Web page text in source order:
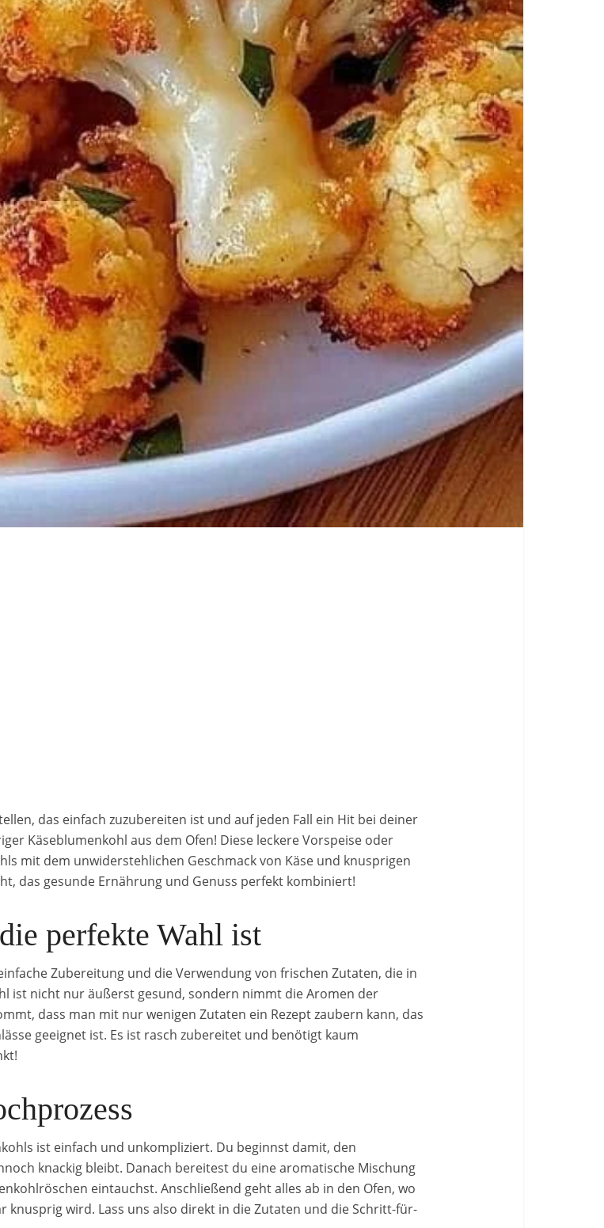
das einfach zuzubereiten ist und auf jeden Fall ein Hit bei deiner
Käseblumenkohl aus dem Ofen! Diese leckere Vorspeise oder
mit dem unwiderstehlichen Geschmack von Käse und knusprigen
das gesunde Ernährung und Genuss perfekt kombiniert!
perfekte Wahl ist
Zubereitung und die Verwendung von frischen Zutaten, die in
ist nicht nur äußerst gesund, sondern nimmt die Aromen der
dass man mit nur wenigen Zutaten ein Rezept zaubern kann, das
geeignet ist. Es ist rasch zubereitet und benötigt kaum
ist einfach und unkompliziert. Du beginnst damit, den
knackig bleibt. Danach bereitest du eine aromatische Mischung
eintauchst. Anschließend geht alles ab in den Ofen, wo
knusprig wird. Lass uns also direkt in die Zutaten und die Schritt-für-